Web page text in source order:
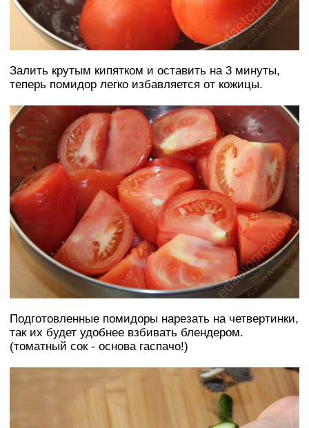
Залить крутым кипятком и оставить на 3 минуты,
теперь помидор легко избавляется от кожицы.
Подготовленные помидоры нарезать на четвертинки,
так их будет удобнее взбивать блендером.
(томатный сок - основа гаспачо!)